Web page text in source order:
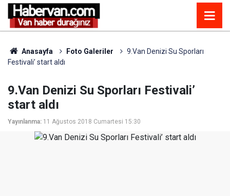
Anasayfa Foto Galeriler
9.Van Denizi Su Sporları
Festivali’ start aldı
9.Van Denizi Su Sporları Festivali’
start aldı
Yayınlanma: 11 Ağustos 2018 Cumartesi 15:30